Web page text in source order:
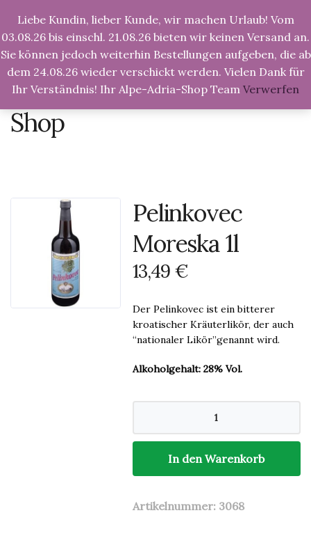
Liebe Kundin, lieber Kunde, wir machen Urlaub! Vom
03.08.26 bis einschl. 21.08.26 bieten wir keinen Versand an.
Sie können jedoch weiterhin Bestellungen aufgeben, die ab
dem 24.08.26 wieder verschickt werden. Vielen Dank für
Ihr Verständnis! Ihr Alpe-Adria-Shop Team Verwerfen
Alpe-Adria-Shop.de >Produkte >Pelinkovec
Shop
Pelinkovec
Moreska 1l
13,49 €
Der Pelinkovec ist ein bitterer
kroatischer Kräuterlikör, der auch
“nationaler Likör”genannt wird.
Alkoholgehalt: 28% Vol.
Pelinkovec
Menge
In den Warenkorb
Artikelnummer: 3068